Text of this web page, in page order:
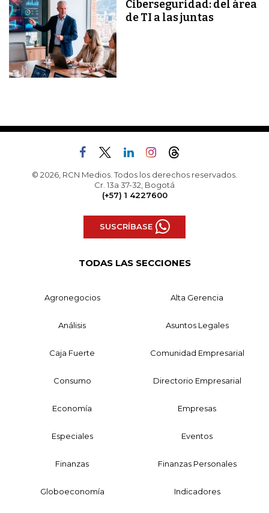
Ciberseguridad: del área
de TI a las juntas
© 2026, RCN Medios. Todos los derechos reservados.
Cr. 13a 37-32, Bogotá
(+57) 1 4227600
SUSCRÍBASE
TODAS LAS SECCIONES
Agronegocios Alta Gerencia
Análisis Asuntos Legales
Caja Fuerte Comunidad Empresarial
Consumo Directorio Empresarial
Economía Empresas
Especiales Eventos
Finanzas Finanzas Personales
Globoeconomía Indicadores